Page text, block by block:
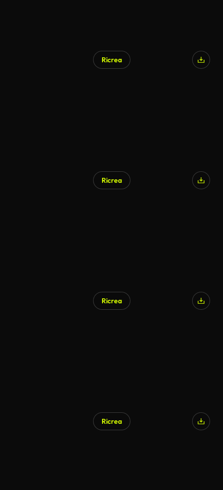
Ricrea
Ricrea
Ricrea
Ricrea